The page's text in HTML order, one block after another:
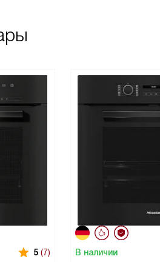
5 (7) В наличии